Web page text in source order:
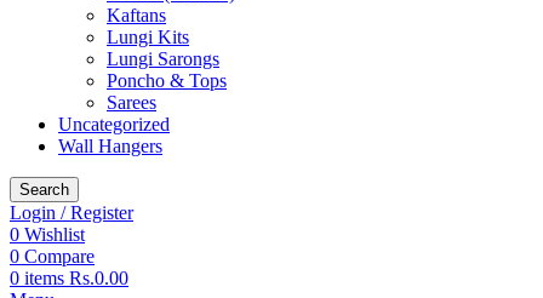
Kaftans
Lungi Kits
Lungi Sarongs
Poncho & Tops
Sarees
Uncategorized
Wall Hangers
Search
Login / Register
0 Wishlist
0 Compare
0 items Rs.0.00